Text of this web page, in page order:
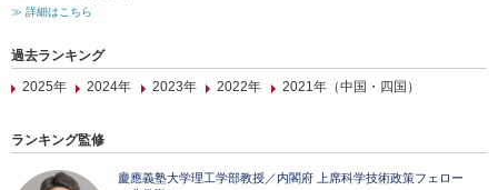
≫ 詳細はこちら
過去ランキング
2025年
2024年 2023年 2022年 2021年（中国・四国）
ランキング監修
慶應義塾大学理工学部教授／内閣府 上席科学技術政策フェロー